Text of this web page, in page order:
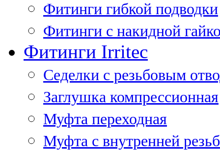
Фитинги гибкой подводки
Фитинги с накидной
Фитинги Irritec
Седелки с резьбовым
Заглушка компрессионная
Муфта переходная
Муфта с внутренней